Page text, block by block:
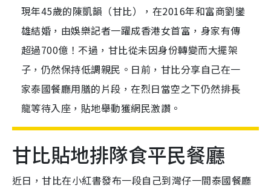
現年45歲的陳凱韻（甘比），在2016年和富商劉鑾
雄結婚，由娛樂記者一躍成香港女首富，身家有傳
超過700億！不過，甘比從未因身份轉變而大擺架
子，仍然保持低調親民。日前，甘比分享自己在一
家泰國餐廳用膳的片段，在烈日當空之下仍然排長
龍等待入座，貼地舉動獲網民激讚。
甘比貼地排隊食平民餐廳
近日，甘比在小紅書發布一段自己到灣仔一間泰國餐廳